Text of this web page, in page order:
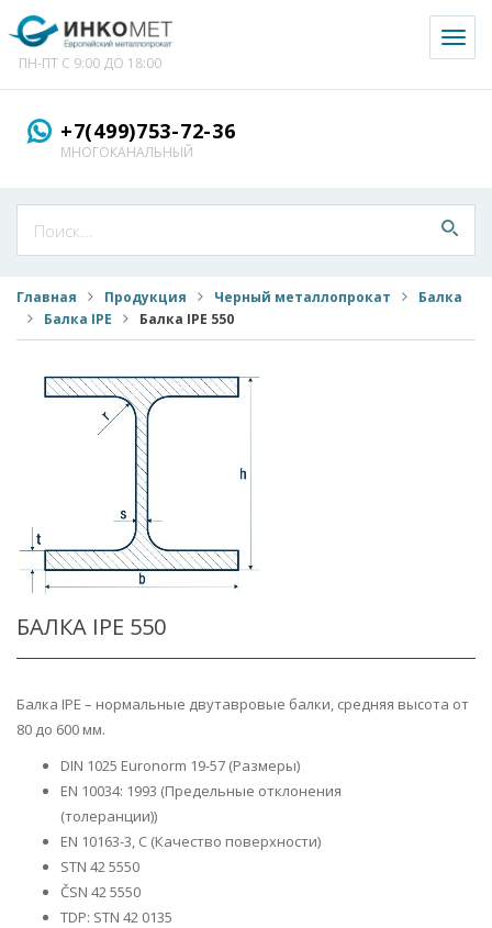
ПН-ПТ С 9:00 ДО 18:00
+7(499)753-72-36
МНОГОКАНАЛЬНЫЙ
Главная Продукция Черный металлопрокат
Балка
Балка IPE
Балка IPE 550
БАЛКА IPE 550
Балка IPE – нормальные двутавровые балки, средняя высота от
80 до 600 мм.
DIN 1025 Euronorm 19-57 (Размеры)
EN 10034: 1993 (Предельные отклонения
(толеранции))
EN 10163-3, C (Качество поверхности)
STN 42 5550
ČSN 42 5550
TDP: STN 42 0135